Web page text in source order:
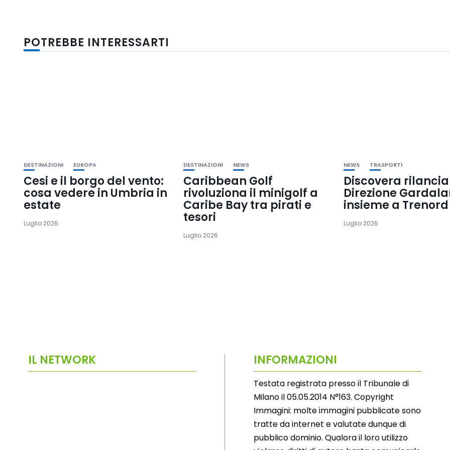
POTREBBE INTERESSARTI
DESTINAZIONI EUROPA
Cesi e il borgo del vento:
cosa vedere in Umbria in
estate
Luglio 2026
DESTINAZIONI NEWS
Caribbean Golf
rivoluziona il minigolf a
Caribe Bay tra pirati e
tesori
Luglio 2026
NEWS TRASPORTI
Discovera rilancia
Direzione
insieme a Trenord
Luglio 2026
IL NETWORK INFORMAZIONI
Testata registrata presso il Tribunale di
Milano il 05.05.2014 N°163. Copyright
Immagini: molte immagini pubblicate sono
tratte da internet e valutate dunque di
pubblico dominio. Qualora il loro utilizzo